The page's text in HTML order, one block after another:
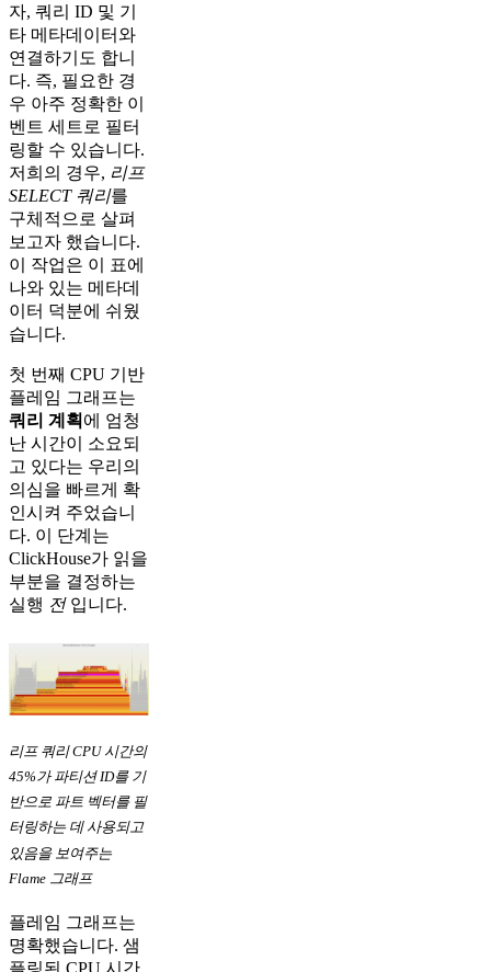
자, 쿼리 ID 및 기
타 메타데이터와
연결하기도 합니
다. 즉, 필요한 경
우 아주 정확한 이
벤트 세트로 필터
링할 수 있습니다.
저희의 경우, 리프
SELECT 쿼리를
구체적으로 살펴
보고자 했습니다.
이 작업은 이 표에
나와 있는 메타데
이터 덕분에 쉬웠
습니다.
첫 번째 CPU 기반
플레임 그래프는
쿼리 계획 에 엄청
난 시간이 소요되
고 있다는 우리의
의심을 빠르게 확
인시켜 주었습니
다. 이 단계는
ClickHouse가 읽을
부분을 결정하는
실행 전입니다.
리프 쿼리 CPU 시간의
45%가 파티션 ID를 기
반으로 파트 벡터를 필
터링하는 데 사용되고
있음을 보여주는
Flame 그래프
플레임 그래프는
명확했습니다. 샘